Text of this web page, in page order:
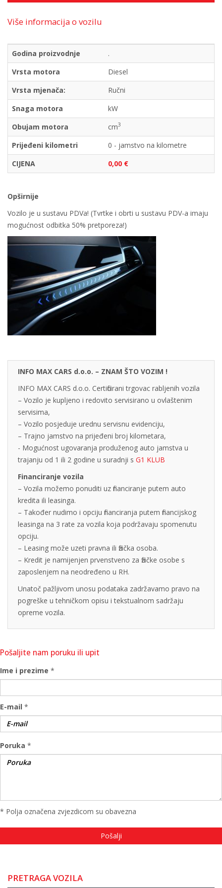
Više informacija o vozilu
Godina proizvodnje
.
Vrsta motora
Diesel
Vrsta mjenača:
Ručni
Snaga motora
kW
Obujam motora
cm3
Prijeđeni kilometri
0 - jamstvo na kilometre
CIJENA
0,00 €
Opširnije
Vozilo je u sustavu PDVa! (Tvrtke i obrti u sustavu PDV-a imaju
mogućnost odbitka 50% pretporeza!)
INFO MAX CARS d.o.o. – ZNAM ŠTO VOZIM !
INFO MAX CARS d.o.o. Certificirani trgovac rabljenih vozila
– Vozilo je kupljeno i redovito servisirano u ovlaštenim
servisima,
– Vozilo posjeduje urednu servisnu evidenciju,
– Trajno jamstvo na prijeđeni broj kilometara,
- Mogućnost ugovaranja produženog auto jamstva u
trajanju od 1 ili 2 godine u suradnji s G1 KLUB
Financiranje vozila
– Vozila možemo ponuditi uz financiranje putem auto
kredita ili leasinga.
– Također nudimo i opciju financiranja putem financijskog
leasinga na 3 rate za vozila koja podržavaju spomenutu
opciju.
– Leasing može uzeti pravna ili fizička osoba.
– Kredit je namijenjen prvenstveno za fizičke osobe s
zaposlenjem na neodređeno u RH.
Unatoč pažljivom unosu podataka zadržavamo pravo na
pogreške u tehničkom opisu i tekstualnom sadržaju
opreme vozila.
Pošaljite nam poruku ili upit
Ime i prezime *
E-mail *
Poruka *
* Polja označena zvjezdicom su obavezna
PRETRAGA VOZILA